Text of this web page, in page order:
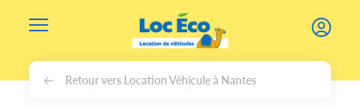
Retour vers Location Véhicule à Nantes